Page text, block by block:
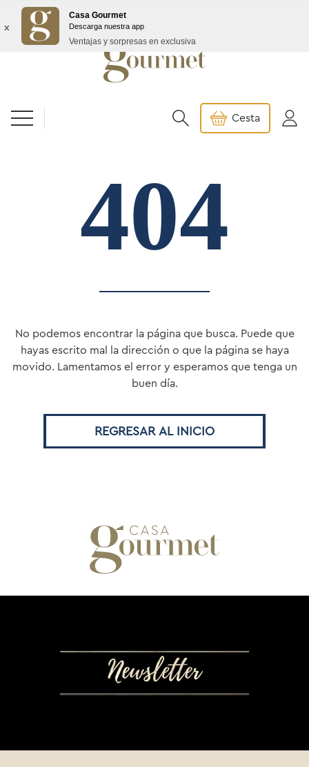
Envío GRATIS a partir de 99€/145€ Baleares
Cesta
404
No podemos encontrar la página que busca. Puede que
hayas escrito mal la dirección o que la página se haya
movido.
Lamentamos el error y esperamos que tenga un
buen día.
REGRESAR AL INICIO
x
Casa Gourmet
Descarga nuestra app
Ventajas y sorpresas en exclusiva